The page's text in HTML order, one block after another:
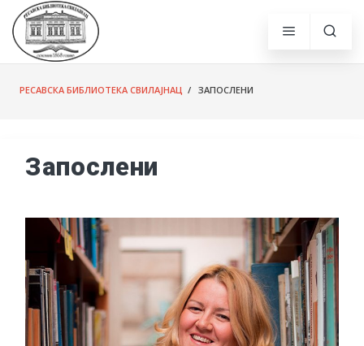
РЕСАВСКА БИБЛИОТЕКА СВИЛАЈНАЦ / ЗАПОСЛЕНИ
Запослени